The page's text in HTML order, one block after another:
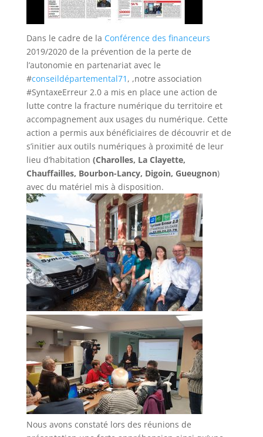
Dans le cadre de la Conférence des financeurs
2019/2020 de la prévention de la perte de
l’autonomie en partenariat avec le
#conseildépartemental71 , ,notre association
#SyntaxeErreur2.0 a mis en place une action de
lutte contre la fracture numérique du territoire et
accompagnement aux usages du numérique. Cette
action a permis aux bénéficiaires de découvrir et de
s’initier aux outils numériques à proximité de leur
lieu d’habitation (Charolles, La Clayette,
Chauffailles, Bourbon-Lancy, Digoin, Gueugnon)
avec du matériel mis à disposition.
Nous avons constaté lors des réunions de